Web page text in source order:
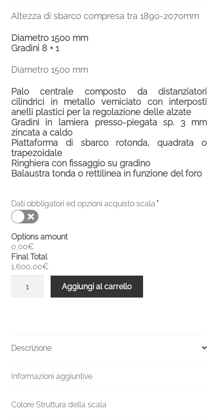
Altezza di sbarco compresa tra 1890-2070mm
Diametro 1500 mm
Gradini 8 + 1
Diametro 1500 mm
Palo centrale composto da distanziatori
cilindrici in metallo verniciato con interposti
anelli plastici per la regolazione delle alzate
Gradini in lamiera presso-piegata sp. 3 mm
zincata a caldo
Piattaforma di sbarco rotonda, quadrata o
trapezoidale
Ringhiera con fissaggio su gradino
Balaustra tonda o rettilinea in funzione del foro
Dati obbligatori ed opzioni acquisto scala *
Options amount
0,00€
Final Total
1.600,00€
2070
1500
Aggiungi al carrello
Descrizione
Informazioni aggiuntive
Colore Struttura della scala